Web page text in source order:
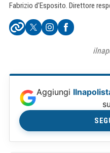
Fabrizio d'Esposito. Direttore
Aggiungi